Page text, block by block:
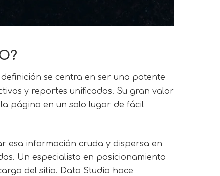
se centra en ser una potente
y reportes unificados. Su gran valor
página en un solo lugar de fácil
esa información cruda y dispersa en
Un especialista en posicionamiento
del sitio. Data Studio hace